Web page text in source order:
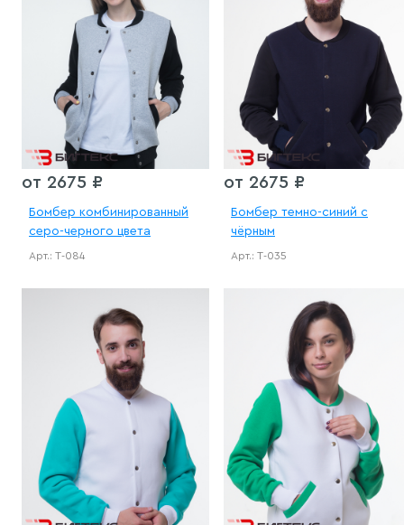
от 2675 ₽
Бомбер комбинированный
серо-черного цвета
Арт.: Т-084
от 2675 ₽
Бомбер темно-синий с
чёрным
Арт.: Т-035